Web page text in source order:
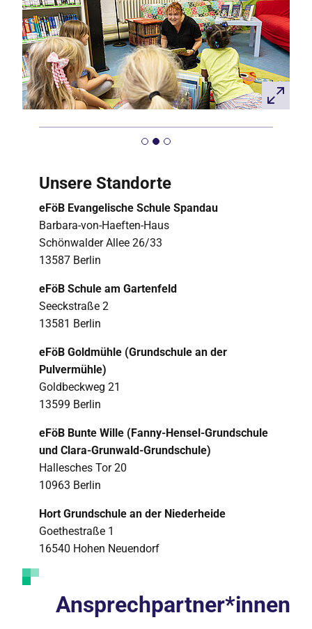
Unsere Standorte
eFöB Evangelische Schule Spandau
Barbara-von-Haeften-Haus
Schönwalder Allee 26/33
13587 Berlin
eFöB Schule am Gartenfeld
Seeckstraße 2
13581 Berlin
eFöB Goldmühle (Grundschule an der
Pulvermühle)
Goldbeckweg 21
13599 Berlin
eFöB Bunte Wille (Fanny-Hensel-Grundschule
und Clara-Grunwald-Grundschule)
Hallesches Tor 20
10963 Berlin
Hort Grundschule an der Niederheide
Goethestraße 1
16540 Hohen Neuendorf
Ansprechpartner*innen